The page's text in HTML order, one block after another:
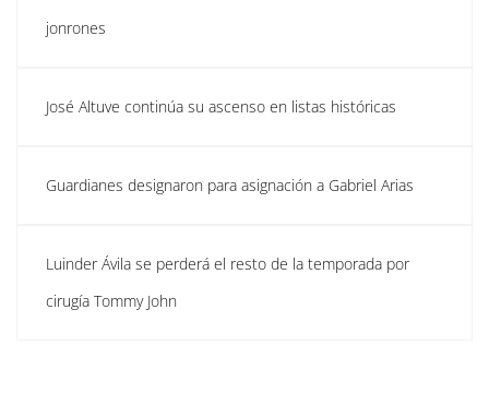
jonrones
José Altuve continúa su ascenso en listas históricas
Guardianes designaron para asignación a Gabriel Arias
Luinder Ávila se perderá el resto de la temporada por
cirugía Tommy John